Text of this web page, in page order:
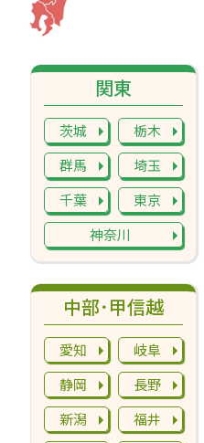
中部･甲信越
愛知
岐阜
静岡
長野
新潟
福井
関東
茨城
栃木
群馬
埼玉
千葉
東京
神奈川